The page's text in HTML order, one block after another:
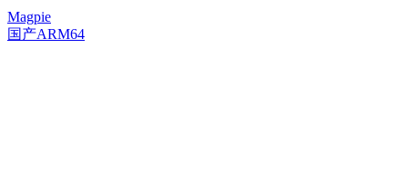
Magpie
国产ARM64